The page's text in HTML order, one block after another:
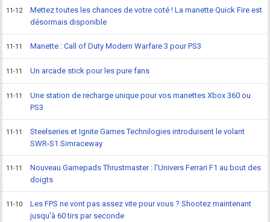
11-12
Mettez toutes les chances de votre coté ! La manette Quick Fire est
désormais disponible
11-11 Manette : Call of Duty Modern Warfare 3 pour PS3
11-11 Un arcade stick pour les pure fans
11-11
Une station de recharge unique pour vos manettes Xbox 360 ou
PS3
11-11
Steelseries et Ignite Games Technilogies introduisent le volant
SWR-S1 Simraceway
11-11
Nouveau Gamepads Thrustmaster : l'Univers Ferrari F1 au bout des
doigts
11-10
Les FPS ne vont pas assez vite pour vous ? Shootez maintenant
jusqu'à 60 tirs par seconde